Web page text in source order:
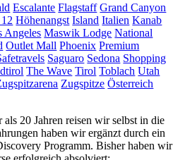
Escalante Flagstaff Grand Canyon
Höhenangst Island Italien Kanab
Angeles Maswik Lodge National
Outlet Mall Phoenix Premium
Saguaro Sedona Shopping
The Wave Tirol Toblach Utah
Zugspitze Österreich
20 Jahren reisen wir selbst in die
haben wir ergänzt durch ein
Programm. Bisher haben wir